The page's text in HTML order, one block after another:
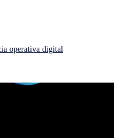
operativa digital